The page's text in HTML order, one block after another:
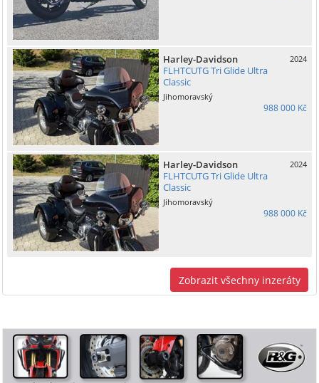
Harley-Davidson
FLHTCUTG Tri Glide Ultra
Classic
2024
Jihomoravský
988 000 Kč
Harley-Davidson
FLHTCUTG Tri Glide Ultra
Classic
2024
Jihomoravský
988 000 Kč
Zobrazit všechny inzeráty